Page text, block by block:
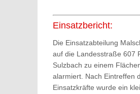
Einsatzbericht:
Die Einsatzabteilung
auf die Landesstraße 607
Sulzbach zu einem
alarmiert. Nach Eintreffen
Einsatzkräfte wurde ein